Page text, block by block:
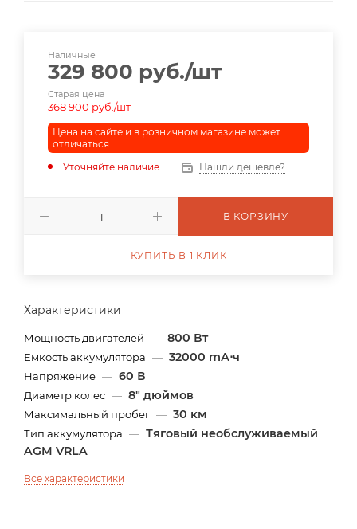
Характеристики
Мощность двигателей — 800 Вт
Емкость аккумулятора — 32000 mА⋅ч
Напряжение — 60 В
Диаметр колес — 8" дюймов
Максимальный пробег — 30 км
Тип аккумулятора — Тяговый необслуживаемый
AGM VRLA
Все характеристики
Наличные
329 800 руб./шт
Старая цена
368 900руб./шт
Цена на сайте и в розничном магазине может
отличаться
Уточняйте наличие
Нашли дешевле?
В КОРЗИНУ
КУПИТЬ В 1 КЛИК